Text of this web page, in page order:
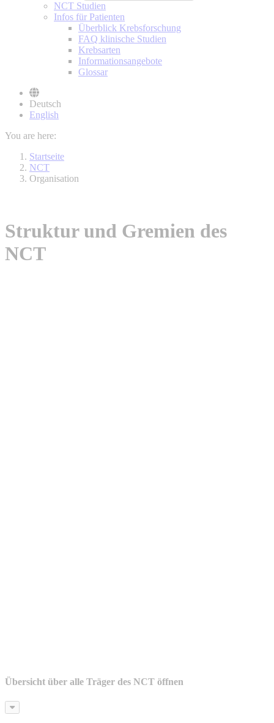
NCT Studien
Infos für Patienten
Überblick Krebsforschung
FAQ klinische Studien
Krebsarten
Informationsangebote
Glossar
Deutsch
English
You are here:
Startseite
NCT
Organisation
Struktur und Gremien des
NCT
Übersicht über alle Träger des NCT öffnen